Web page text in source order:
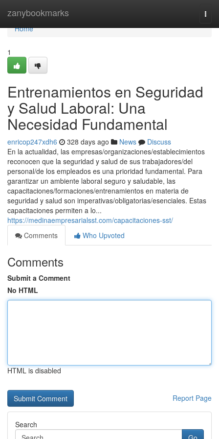
zanybookmarks
Home
Home
1
Entrenamientos en Seguridad
y Salud Laboral: Una
Necesidad Fundamental
enricop247xdh6 328 days ago News
Discuss
En la actualidad, las empresas/organizaciones/establecimientos
reconocen que la seguridad y salud de sus trabajadores/del
personal/de los empleados es una prioridad fundamental. Para
garantizar un ambiente laboral seguro y saludable, las
capacitaciones/formaciones/entrenamientos en materia de
seguridad y salud son imperativas/obligatorias/esenciales. Estas
capacitaciones permiten a lo...
https://medinaempresarialsst.com/capacitaciones-sst/
Comments
Who Upvoted
Comments
Submit a Comment
No HTML
HTML is disabled
Report Page
Search